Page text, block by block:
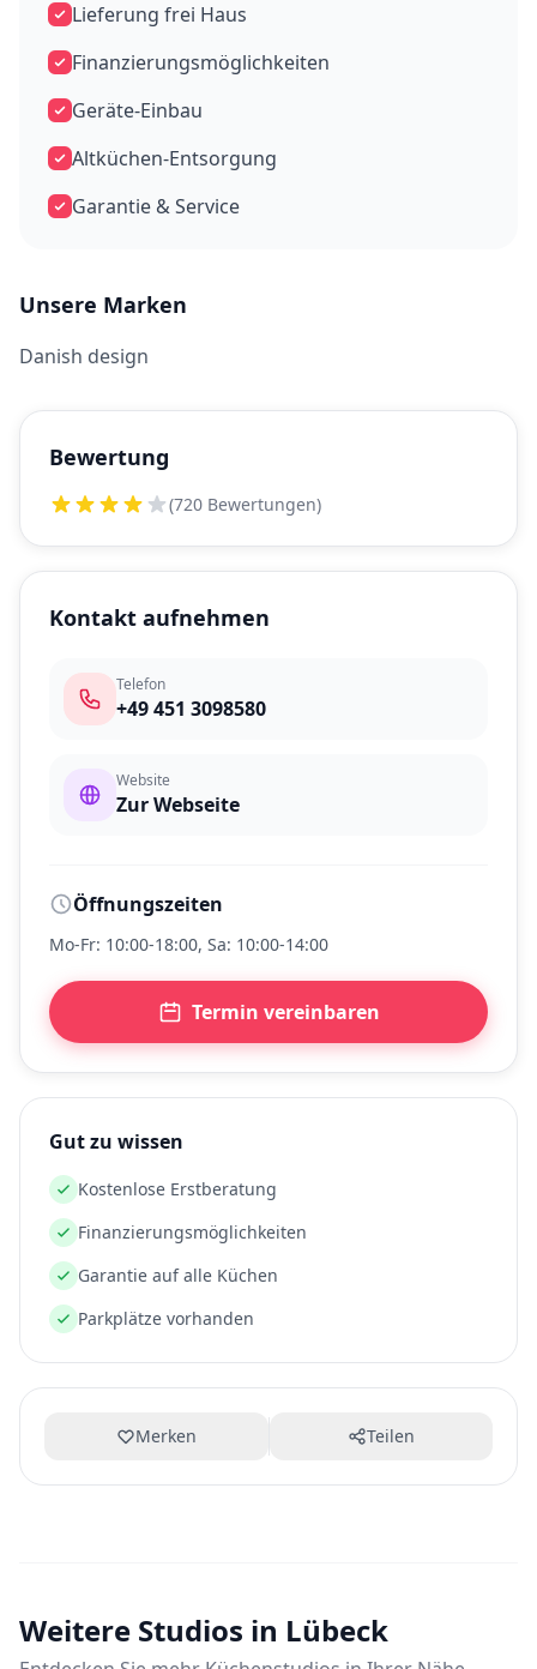
Lieferung frei Haus
Finanzierungsmöglichkeiten
Geräte-Einbau
Altküchen-Entsorgung
Garantie & Service
Unsere Marken
Danish design
Bewertung
(720 Bewertungen)
Kontakt aufnehmen
Telefon
+49 451 3098580
Website
Zur Webseite
Öffnungszeiten
Mo-Fr: 10:00-18:00, Sa: 10:00-14:00
Termin vereinbaren
Gut zu wissen
Kostenlose Erstberatung
Finanzierungsmöglichkeiten
Garantie auf alle Küchen
Parkplätze vorhanden
Merken Teilen
Weitere Studios in Lübeck